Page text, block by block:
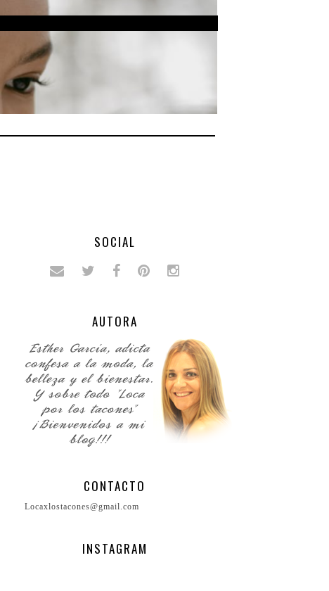
SOCIAL
AUTORA
CONTACTO
Locaxlostacones@gmail.com
INSTAGRAM